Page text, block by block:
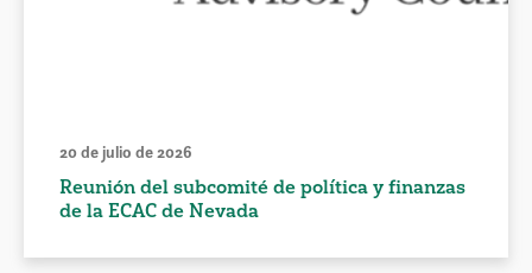
20 de julio de 2026
Reunión del subcomité de política y finanzas
de la ECAC de Nevada